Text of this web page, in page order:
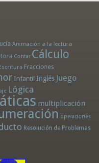
Animación a la lectura
Contar Cálculo
Fracciones
Infantil Inglés Juego
Lógica
multiplicación
operaciones
Resolución de Problemas